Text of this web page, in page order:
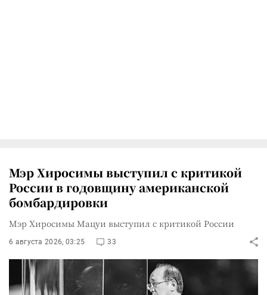
Мэр Хиросимы выступил с критикой
России в годовщину американской
бомбардировки
Мэр Хиросимы Мацуи выступил с критикой России
6 августа 2026, 03:25 33